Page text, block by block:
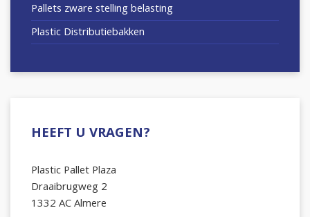
Pallets zware stelling belasting
Plastic Distributiebakken
HEEFT U VRAGEN?
Plastic Pallet Plaza
Draaibrugweg 2
1332 AC Almere